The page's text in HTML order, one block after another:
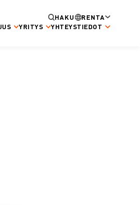
HAKU
RENTA
YRITYS YHTEYSTIEDOT